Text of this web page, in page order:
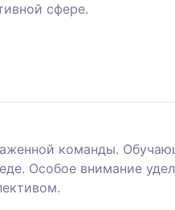
сфере.
команды.
Особое внимание